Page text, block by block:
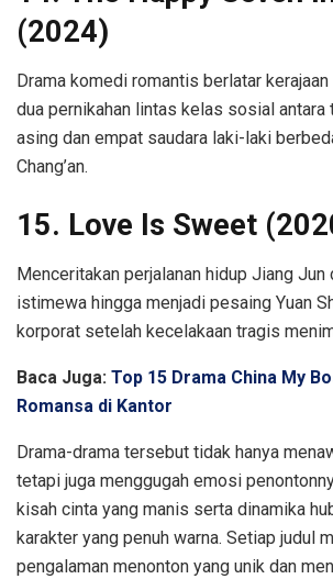
(2024)
Drama komedi romantis berlatar
dua pernikahan lintas kelas sosial antara
asing dan empat saudara laki-laki
Chang’an.
15. Love Is Sweet
Menceritakan perjalanan hidup Jiang Jun
istimewa hingga menjadi pesaing Yuan
korporat setelah kecelakaan tragis
Baca Juga: Top 15 Drama China My
Romansa di Kantor
Drama-drama tersebut tidak hanya
tetapi juga menggugah emosi
kisah cinta yang manis serta dinamika
karakter yang penuh warna. Setiap judul
pengalaman menonton yang unik dan